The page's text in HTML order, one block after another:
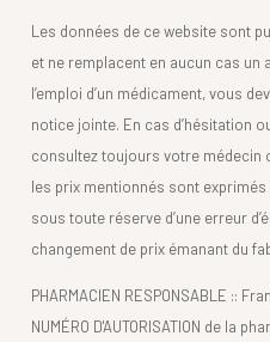
Les données de ce website sont
et ne remplacent en aucun cas un
l’emploi d’un médicament, vous
notice jointe. En cas d’hésitation
consultez toujours votre médecin
les prix mentionnés sont
sous toute réserve d’une erreur
changement de prix émanant du
PHARMACIEN RESPONSABLE ::
NUMÉRO D'AUTORISATION de la